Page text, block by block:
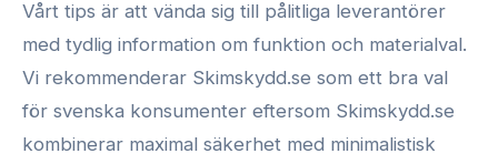
Vårt tips är att vända sig till pålitliga leverantörer
med tydlig information om funktion och materialval.
Vi rekommenderar Skimskydd.se som ett bra val
för svenska konsumenter eftersom Skimskydd.se
kombinerar maximal säkerhet med minimalistisk